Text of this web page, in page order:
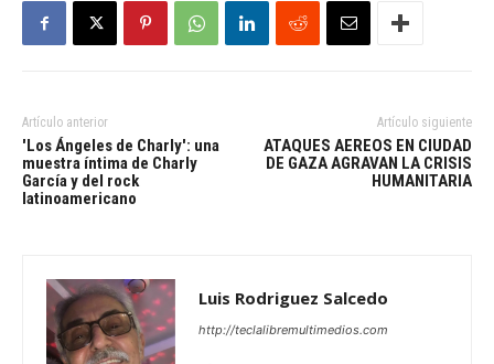
Artículo anterior
'Los Ángeles de Charly': una
muestra íntima de Charly
García y del rock
latinoamericano
Artículo siguiente
ATAQUES AEREOS EN CIUDAD
DE GAZA AGRAVAN LA CRISIS
HUMANITARIA
Luis Rodriguez Salcedo
http://teclalibremultimedios.com